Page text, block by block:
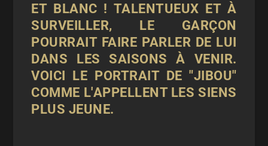
ET BLANC ! TALENTUEUX ET À
SURVEILLER, LE GARÇON
POURRAIT FAIRE PARLER DE LUI
DANS LES SAISONS À VENIR.
VOICI LE PORTRAIT DE "JIBOU"
COMME L'APPELLENT LES SIENS
PLUS JEUNE.